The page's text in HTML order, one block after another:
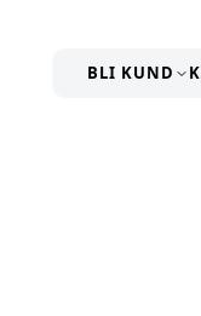
BLI KUND